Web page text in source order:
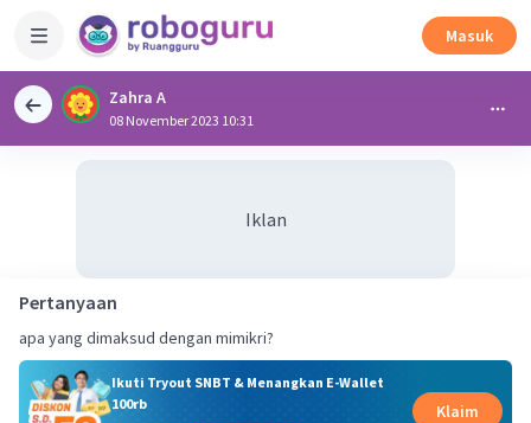
Masuk
Zahra A
08 November 2023 10:31
Iklan
Pertanyaan
apa yang dimaksud dengan mimikri?
Ikuti Tryout SNBT & Menangkan E-Wallet
100rb
Klaim